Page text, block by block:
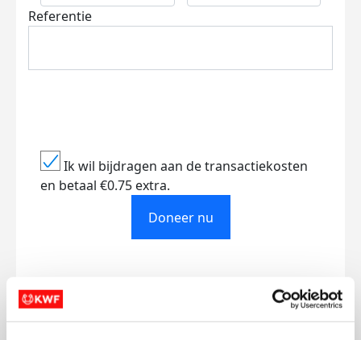
Referentie
Ik wil bijdragen aan de transactiekosten
en betaal €0.75 extra.
Doneer nu
Opgehaald Streefbedrag